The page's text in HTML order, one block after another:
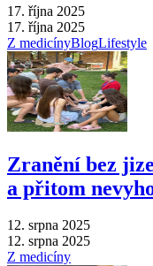
17. října 2025
17. října 2025
Z medicínyBlogLifestyle
Zranění bez
a přitom
12. srpna 2025
12. srpna 2025
Z medicíny